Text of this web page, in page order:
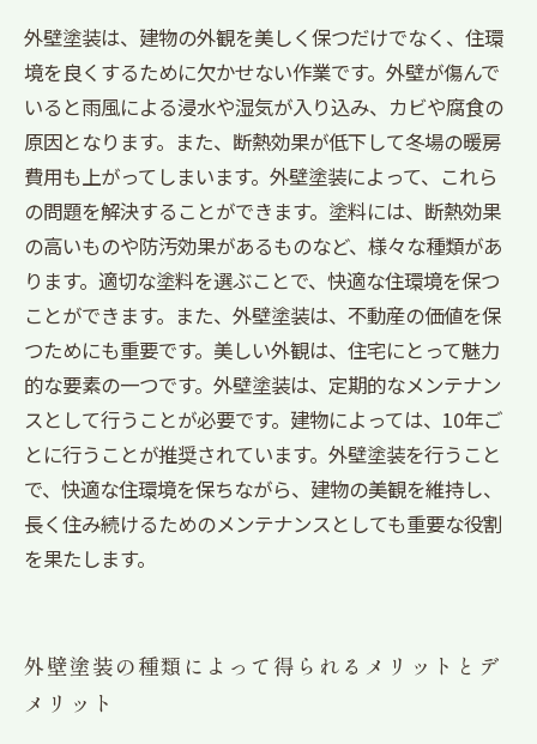
外壁塗装は、建物の外観を美しく保つだけでなく、住環
境を良くするために欠かせない作業です。外壁が傷んで
いると雨風による浸水や湿気が入り込み、カビや腐食の
原因となります。また、断熱効果が低下して冬場の暖房
費用も上がってしまいます。外壁塗装によって、これら
の問題を解決することができます。塗料には、断熱効果
の高いものや防汚効果があるものなど、様々な種類があ
ります。適切な塗料を選ぶことで、快適な住環境を保つ
ことができます。また、外壁塗装は、不動産の価値を保
つためにも重要です。美しい外観は、住宅にとって魅力
的な要素の一つです。外壁塗装は、定期的なメンテナン
スとして行うことが必要です。建物によっては、10年ご
とに行うことが推奨されています。外壁塗装を行うこと
で、快適な住環境を保ちながら、建物の美観を維持し、
長く住み続けるためのメンテナンスとしても重要な役割
を果たします。
外壁塗装の種類によって得られるメリットとデ
メリット